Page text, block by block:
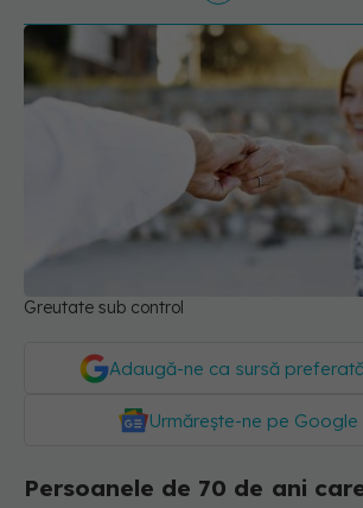
Greutate sub control
Adaugă-ne ca sursă
Urmărește-ne pe
Persoanele de 70 de ani